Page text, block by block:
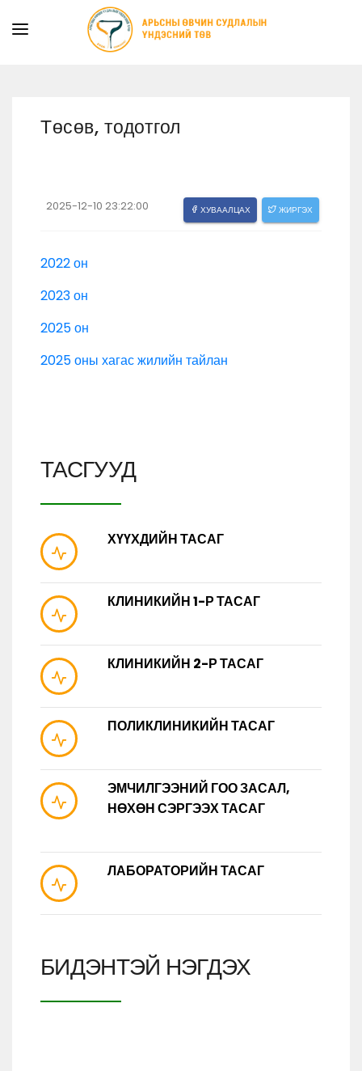
ХУУЛЬ ЭРХ ЗҮЙ
Төсөв, тодотгол
2025-12-10 23:22:00 ХУВААЛЦАХ ЖИРГЭХ
2022 он
2023 он
2025 он
2025 оны хагас жилийн тайлан
ТАСГУУД
ХҮҮХДИЙН ТАСАГ
КЛИНИКИЙН 1-Р ТАСАГ
КЛИНИКИЙН 2-Р ТАСАГ
ПОЛИКЛИНИКИЙН ТАСАГ
ЭМЧИЛГЭЭНИЙ ГОО ЗАСАЛ,
НӨХӨН СЭРГЭЭХ ТАСАГ
ЛАБОРАТОРИЙН ТАСАГ
БИДЭНТЭЙ НЭГДЭХ